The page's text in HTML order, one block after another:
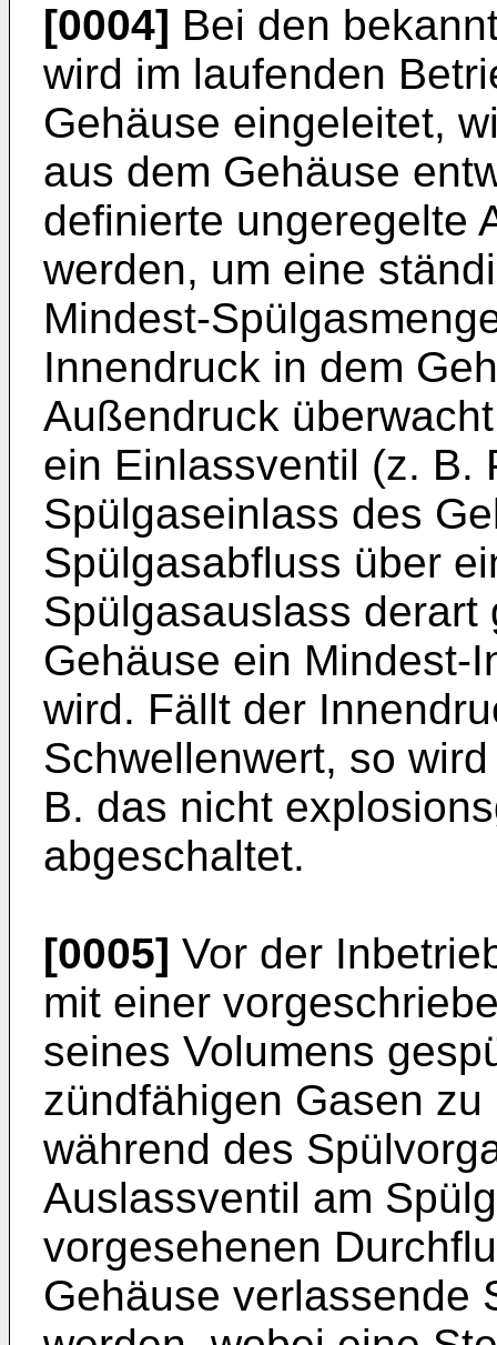
[0004] Bei den
wird im laufenden
Gehäuse eingeleitet,
aus dem Gehäuse
definierte ungeregelte
werden, um eine
Mindest-
Innendruck in dem
Außendruck
ein Einlassventil (z. B.
Spülgaseinlass des
Spülgasabfluss über
Spülgasauslass
Gehäuse ein Mindest-
wird. Fällt der
Schwellenwert, so
B. das nicht
abgeschaltet.
[0005] Vor der
mit einer
seines Volumens
zündfähigen Gasen
während des
Auslassventil am
vorgesehenen
Gehäuse verlassende